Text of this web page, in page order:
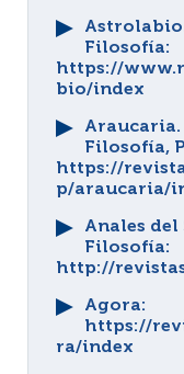
Filosofía:
https://
bio/index
Araucaria.
Filosofía,
https://
p/araucaria/
Anales
Filosofía:
http://
Agora:
https://
ra/index